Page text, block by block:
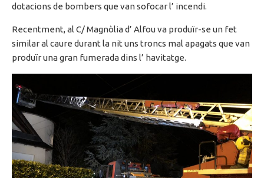
dotacions de bombers que van sofocar l’ incendi.
Recentment, al C/ Magnòlia d’ Alfou va produïr-se un fet
similar al caure durant la nit uns troncs mal apagats que van
produïr una gran fumerada dins l’ havitatge.